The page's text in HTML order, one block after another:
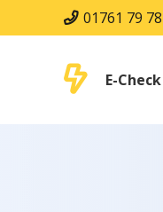
01761 79
E-